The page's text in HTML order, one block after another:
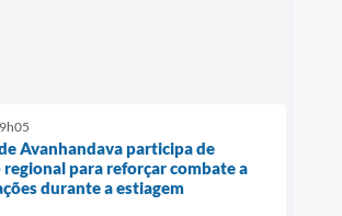
Avanhandava participa de
para reforçar combate a
durante a estiagem